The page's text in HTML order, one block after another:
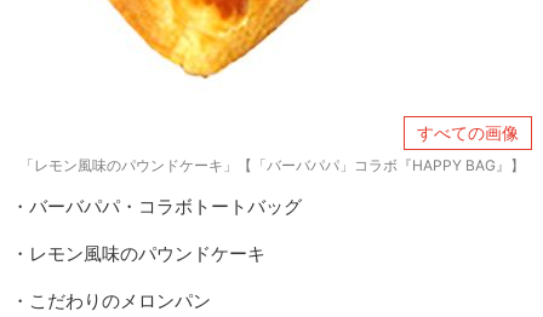
すべての画像
「レモン風味のパウンドケーキ」【「バーバパパ」コラボ『HAPPY BAG』】
・バーバパパ・コラボトートバッグ
・レモン風味のパウンドケーキ
・こだわりのメロンパン